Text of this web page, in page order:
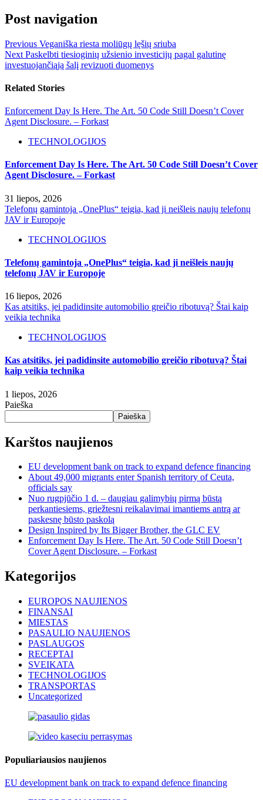
Post navigation
Previous Veganiška riesta moliūgų lęšių sriuba
Next Paskelbti tiesioginių užsienio investicijų pagal galutinę
investuojančiąją šalį revizuoti duomenys
Related Stories
Enforcement Day Is Here. The Art. 50 Code Still Doesn’t Cover
Agent Disclosure. – Forkast
TECHNOLOGIJOS
Enforcement Day Is Here. The Art. 50 Code Still Doesn’t Cover
Agent Disclosure. – Forkast
31 liepos, 2026
Telefonų gamintoja „OnePlus“ teigia, kad ji neišleis naujų telefonų
JAV ir Europoje
TECHNOLOGIJOS
Telefonų gamintoja „OnePlus“ teigia, kad ji neišleis naujų
telefonų JAV ir Europoje
16 liepos, 2026
Kas atsitiks, jei padidinsite automobilio greičio ribotuvą? Štai kaip
veikia technika
TECHNOLOGIJOS
Kas atsitiks, jei padidinsite automobilio greičio ribotuvą? Štai
kaip veikia technika
1 liepos, 2026
Paieška
Paieška
Karštos naujienos
EU development bank on track to expand defence financing
About 49,000 migrants enter Spanish territory of Ceuta,
officials say
Nuo rugpjūčio 1 d. – daugiau galimybių pirmą būstą
perkantiesiems, griežtesni reikalavimai imantiems antrą ar
paskesnę būsto paskolą
Design Inspired by Its Bigger Brother, the GLC EV
Enforcement Day Is Here. The Art. 50 Code Still Doesn’t
Cover Agent Disclosure. – Forkast
Kategorijos
EUROPOS NAUJIENOS
FINANSAI
MIESTAS
PASAULIO NAUJIENOS
PASLAUGOS
RECEPTAI
SVEIKATA
TECHNOLOGIJOS
TRANSPORTAS
Uncategorized
Populiariausios naujienos
EU development bank on track to expand defence financing